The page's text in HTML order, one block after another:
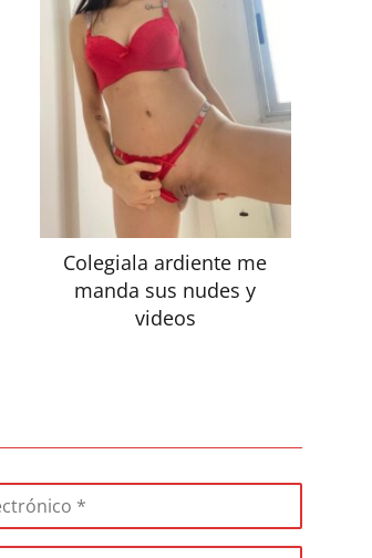
Colegiala ardiente me
manda sus nudes y
videos